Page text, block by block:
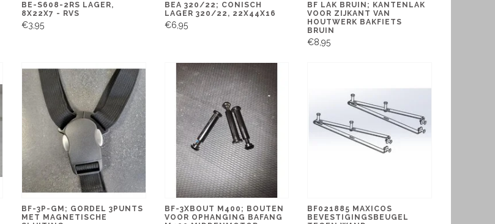
BE-S608-2RS LAGER,
8X22X7 - RVS
€3,95
BEA 320/22; CONISCH
LAGER 320/22, 22X44X16
€6,95
BF LAK BRUIN; KANTENLAK
VOOR ZIJKANT VAN
HOUTWERK BAKFIETS
BRUIN
€8,95
BF-3P-GM; GORDEL 3PUNTS
MET MAGNETISCHE
BF-3XBOUT M400; BOUTEN
VOOR OPHANGING BAFANG
BF021885 MAXICOS
BEVESTIGINGSBEUGEL